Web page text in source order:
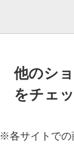
他のシ
をチェ
※各サイトでの